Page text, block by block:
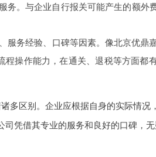
。与企业自行报关可能产生的额外
服务经验、口碑等因素。像北京优鼎
操作能力，在通关、退税等方面都
区别。企业应根据自身的实际情况
凭借其专业的服务和良好的口碑，